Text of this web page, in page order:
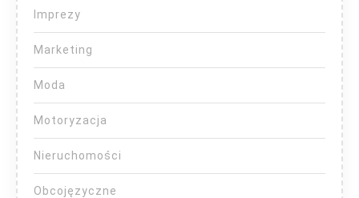
Imprezy
Marketing
Moda
Motoryzacja
Nieruchomości
Obcojęzyczne